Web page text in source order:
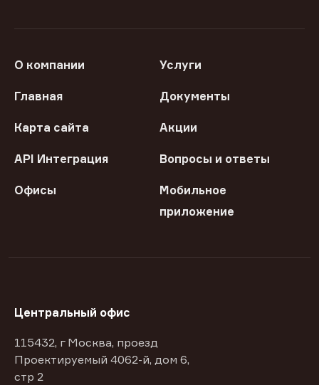
О компании Услуги
Главная Документы
Карта сайта Акции
API Интеграция Вопросы и ответы
Офисы
Мобильное
приложение
Центральный офис
115432, г Москва, проезд
Проектируемый 4062-й, дом 6,
стр 2